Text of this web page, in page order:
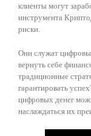
клиенты могут
инструмента
риски.
Они служат
вернуть себе
традиционные
гарантировать
цифровых денег
наслаждаться их